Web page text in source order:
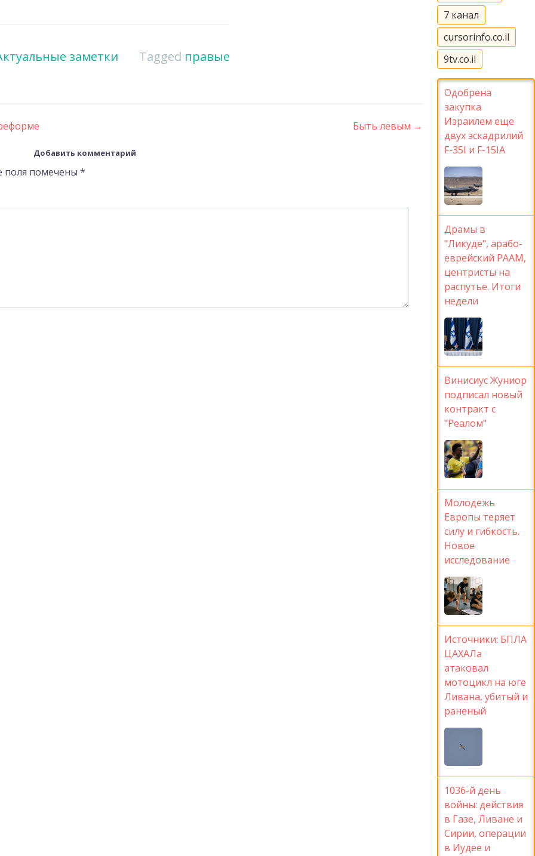
заметки Tagged правые
Быть левым →
Добавить комментарий
поля помечены *
7 канал
cursorinfo.co.il
9tv.co.il
Одобрена
закупка
Израилем еще
двух эскадрилий
F-35I и F-15IA
Драмы в
"Ликуде", арабо-
еврейский РААМ,
центристы на
распутье. Итоги
недели
Винисиус Жуниор
подписал новый
контракт с
"Реалом"
Молодежь
Европы теряет
силу и гибкость.
Новое
исследование
Источники: БПЛА
ЦАХАЛа
атаковал
мотоцикл на юге
Ливана, убитый и
раненый
1036-й день
войны: действия
в Газе, Ливане и
Сирии, операции
в Иудее и